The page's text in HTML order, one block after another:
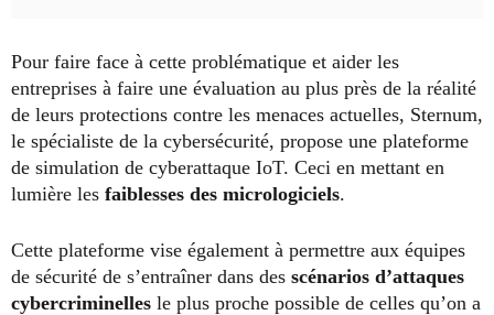
Pour faire face à cette problématique et aider les
entreprises à faire une évaluation au plus près de la réalité
de leurs protections contre les menaces actuelles, Sternum,
le spécialiste de la cybersécurité, propose une plateforme
de simulation de cyberattaque IoT. Ceci en mettant en
lumière les faiblesses des micrologiciels.
Cette plateforme vise également à permettre aux équipes
de sécurité de s’entraîner dans des scénarios d’attaques
cybercriminelles le plus proche possible de celles qu’on a